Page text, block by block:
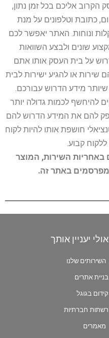
אליכם בכל זמן נתון,
כתובת וטלפונים על מנת
ונוחות. האתר יאפשר לכם
שונים ולבצע השוואות
על בית העסק אותו אתם
או להגיע ישירות לבית
מידע הדרוש עבורכם.
להיחשף לכמות גדולה יותר
להם את המידע הדרוש להם
חושפת אותו להיות לקוח
קבוע.
באחריות השירות, המוצר
באתר זה.
אולי יעניין אותך
השירותים שלנו
בניית אתרים
קידום בגוגל
רשתות חברתיות
מאמרים